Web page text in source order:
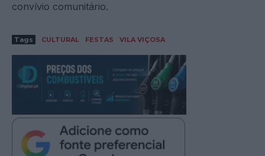
convívio comunitário.
Tags CULTURAL FESTAS VILA VIÇOSA